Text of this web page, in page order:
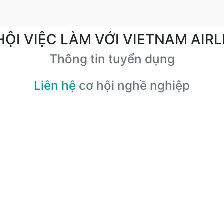
VIỆC LÀM VỚI VIETNAM
Thông tin tuyển dụng
Liên hệ cơ hội nghề nghiệp